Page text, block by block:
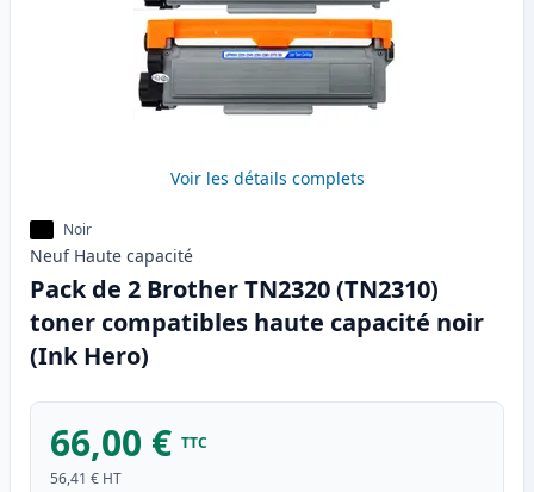
Voir les détails complets
Noir
Neuf Haute capacité
Pack de 2 Brother TN2320 (TN2310)
toner compatibles haute capacité noir
(Ink Hero)
66,00 € TTC
56,41 € HT